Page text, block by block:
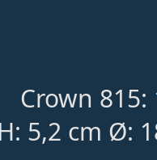
Crown 815:
5,2 cm Ø: